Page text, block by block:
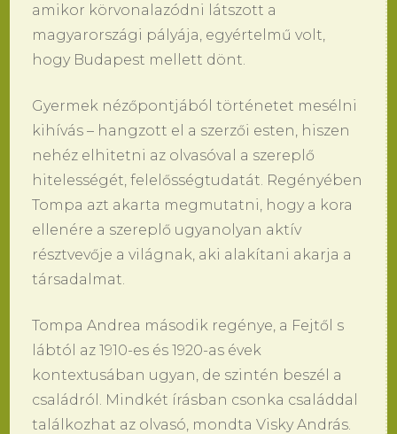
amikor körvonalazódni látszott a
magyarországi pályája, egyértelmű volt,
hogy Budapest mellett dönt.
Gyermek nézőpontjából történetet mesélni
kihívás – hangzott el a szerzői esten, hiszen
nehéz elhitetni az olvasóval a szereplő
hitelességét, felelősségtudatát. Regényében
Tompa azt akarta megmutatni, hogy a kora
ellenére a szereplő ugyanolyan aktív
résztvevője a világnak, aki alakítani akarja a
társadalmat.
Tompa Andrea második regénye, a Fejtől s
lábtól az 1910-es és 1920-as évek
kontextusában ugyan, de szintén beszél a
családról. Mindkét írásban csonka családdal
találkozhat az olvasó, mondta Visky András.